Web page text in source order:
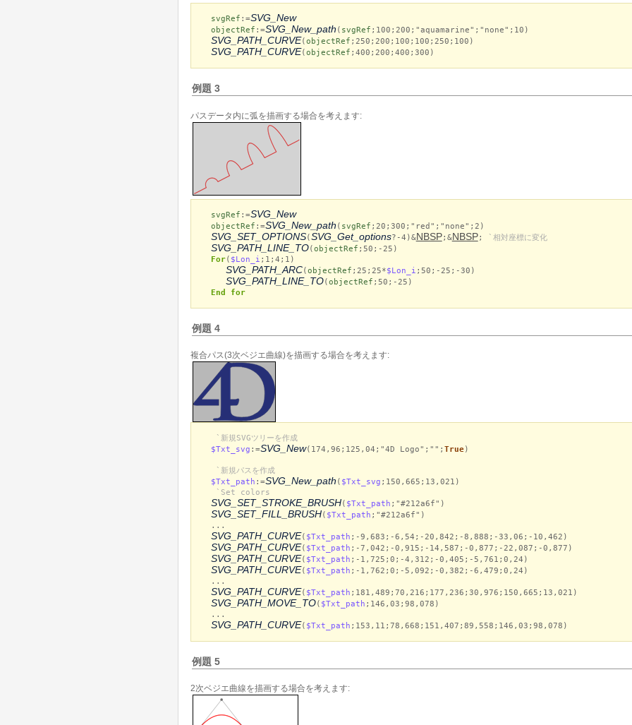
svgRef :=SVG_New
objectRef :=SVG_New_path ( svgRef ;100;200;"aquamarine";"none";10)
SVG_PATH_CURVE( objectRef ;250;200;100;100;250;100)
SVG_PATH_CURVE( objectRef ;400;200;400;300)
例題 3
パスデータ内に弧を描画する場合を考えます:
svgRef :=SVG_New
objectRef :=SVG_New_path ( svgRef ;20;300;"red";"none";2)
SVG_SET_OPTIONS( SVG_Get_options?-4)&NBSP;&NBSP; `相対座標に変化
SVG_PATH_LINE_TO( objectRef ;50;-25)
For( $Lon_i ;1;4;1)
SVG_PATH_ARC( objectRef ;25;25*$Lon_i ;50;-25;-30)
SVG_PATH_LINE_TO( objectRef ;50;-25)
End for
例題 4
複合パス(3次ベジエ曲線)を描画する場合を考えます:
`新規SVGツリーを作成
$Txt_svg :=SVG_New(174,96;125,04;"4D Logo";""; True)
`新規パスを作成
$Txt_path :=SVG_New_path ( $Txt_svg ;150,665;13,021)
`Set colors
SVG_SET_STROKE_BRUSH( $Txt_path ;"#212a6f")
SVG_SET_FILL_BRUSH( $Txt_path ;"#212a6f")
...
SVG_PATH_CURVE( $Txt_path ;-9,683;-6,54;-20,842;-8,888;-33,06;-10,462)
SVG_PATH_CURVE( $Txt_path ;-7,042;-0,915;-14,587;-0,877;-22,087;-0,877)
SVG_PATH_CURVE( $Txt_path ;-1,725;0;-4,312;-0,405;-5,761;0,24)
SVG_PATH_CURVE( $Txt_path ;-1,762;0;-5,092;-0,382;-6,479;0,24)
...
SVG_PATH_CURVE( $Txt_path ;181,489;70,216;177,236;30,976;150,665;13,021)
SVG_PATH_MOVE_TO( $Txt_path ;146,03;98,078)
...
SVG_PATH_CURVE( $Txt_path ;153,11;78,668;151,407;89,558;146,03;98,078)
例題 5
2次ベジエ曲線を描画する場合を考えます: